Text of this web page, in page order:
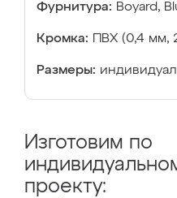
Фурнитура: Boyard,
Кромка: ПВХ (0,4 мм,
Размеры:
Изготовим по
проекту: